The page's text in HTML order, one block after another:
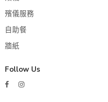
殯儀服務
自助餐
牆紙
Follow Us